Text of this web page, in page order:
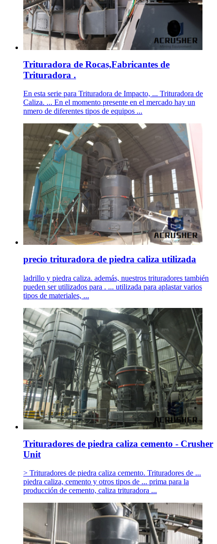
Trituradora de Rocas,Fabricantes de
Trituradora .
En esta serie para Trituradora de Impacto, ... Trituradora de
Caliza. ... En el momento presente en el mercado hay un
nmero de diferentes tipos de equipos ...
precio trituradora de piedra caliza utilizada
ladrillo y piedra caliza. además, nuestros trituradores también
pueden ser utilizados para . ... utilizada para aplastar varios
tipos de materiales, ...
Trituradores de piedra caliza cemento - Crusher
Unit
> Trituradores de piedra caliza cemento. Trituradores de ...
piedra caliza, cemento y otros tipos de ... prima para la
producción de cemento, caliza trituradora ...